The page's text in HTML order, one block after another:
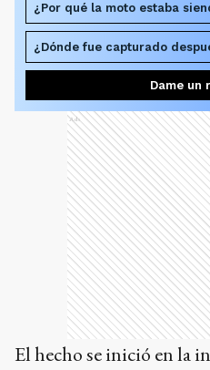
¿Por qué la moto estaba
¿Dónde fue capturado
Dame un
Ads
El hecho se inició en la